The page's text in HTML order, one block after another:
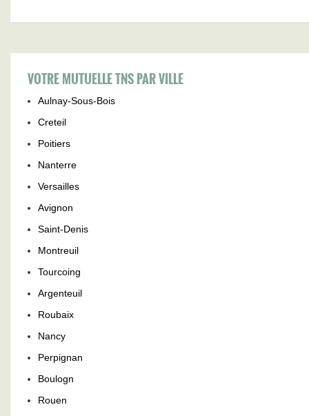
VOTRE MUTUELLE TNS PAR VILLE
Aulnay-Sous-Bois
Creteil
Poitiers
Nanterre
Versailles
Avignon
Saint-Denis
Montreuil
Tourcoing
Argenteuil
Roubaix
Nancy
Perpignan
Boulogn
Rouen